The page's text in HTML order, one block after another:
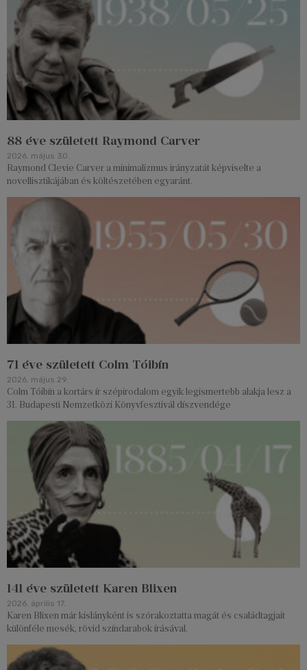
88 éve született Raymond Carver
2026. május 30.
Raymond Clevie Carver a minimalizmus irányzatát képviselte a
novellisztikájában és költészetében egyaránt.
71 éve született Colm Tóibín
2026. május 29.
Colm Tóibín a kortárs ír szépirodalom egyik legismertebb alakja lesz a
31. Budapesti Nemzetközi Könyvfesztivál díszvendége
141 éve született Karen Blixen
2026. április 17.
Karen Blixen már kislányként is szórakoztatta magát és családtagjait
különféle mesék, rövid színdarabok írásával.